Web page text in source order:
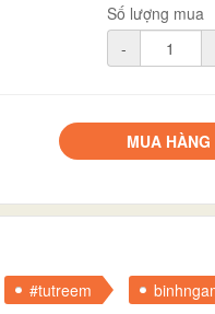
Số lượng mua
-
MUA HÀNG
#tutreem